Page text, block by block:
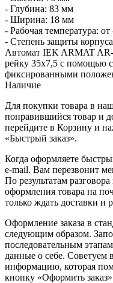
- Глубина: 83 мм
- Ширина: 18 мм
- Рабочая температура:
- Степень защиты
Автомат IEK ARMAT
рейку 35x7,5 с помощью
фиксированными
Наличие
Для покупки товара в
понравившийся товар и
перейдите в Корзину и
«Быстрый заказ».
Когда оформляете
e-mail. Вам перезвонит
По результатам
оформления товара на
только ждать доставки и
Оформление заказа в
следующим образом.
последовательным
данные о себе. Советуем
информацию, которая
кнопку «Оформить